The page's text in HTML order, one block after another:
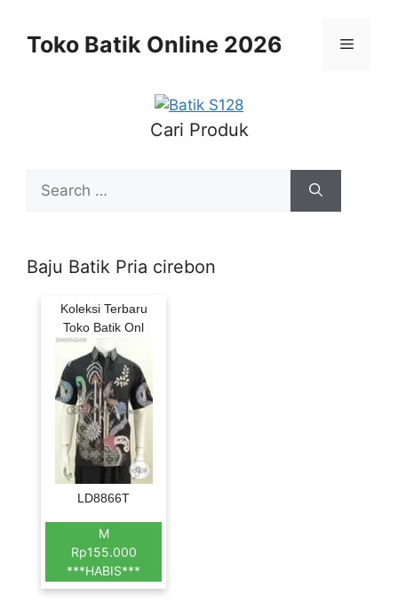
contentToko Batik Online 2026 Menu
Cari Produk
for:
Baju Batik Pria cirebon
Koleksi Terbaru
Toko Batik Onl
LD8866T
M
Rp155.000
***HABIS***